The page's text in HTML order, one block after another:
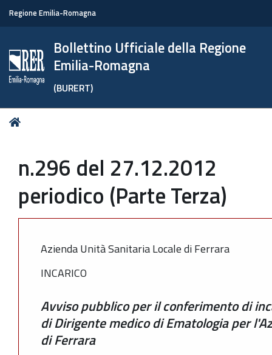
Regione Emilia-Romagna
Bollettino Ufficiale della Regione
Emilia-Romagna
(BURERT)
Tu
n.296 del 27.12.2012
periodico (Parte Terza)
Azienda Unità Sanitaria Locale di Ferrara
INCARICO
Avviso pubblico per il conferimento di
di Dirigente medico di Ematologia per
di Ferrara